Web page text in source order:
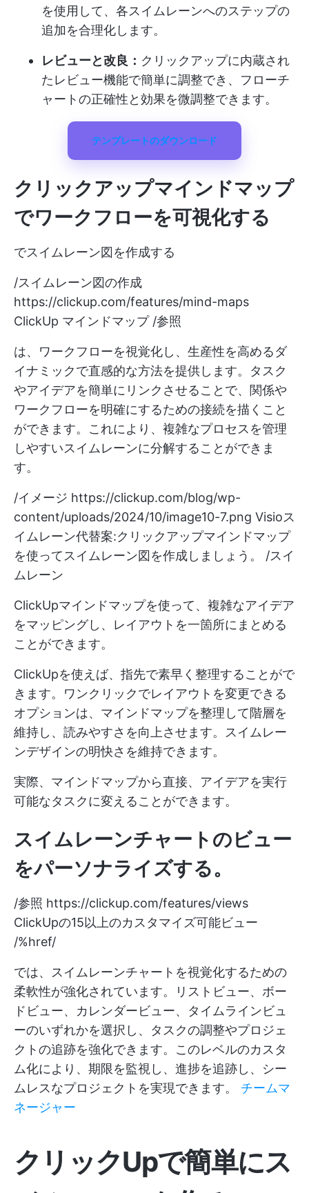
を使用して、各スイムレーンへのステップの
追加を合理化します。
レビューと改良： クリックアップに内蔵され
たレビュー機能で簡単に調整でき、フローチ
ャートの正確性と効果を微調整できます。
テンプレートのダウンロード
クリックアップマインドマップ
でワークフローを可視化する
でスイムレーン図を作成する
/スイムレーン図の作成
https://clickup.com/features/mind-maps
ClickUp マインドマップ /参照
は、ワークフローを視覚化し、生産性を高めるダ
イナミックで直感的な方法を提供します。タスク
やアイデアを簡単にリンクさせることで、関係や
ワークフローを明確にするための接続を描くこと
ができます。これにより、複雑なプロセスを管理
しやすいスイムレーンに分解することができま
す。
/イメージ https://clickup.com/blog/wp-
content/uploads/2024/10/image10-7.png Visioス
イムレーン代替案:クリックアップマインドマップ
を使ってスイムレーン図を作成しましょう。 /スイ
ムレーン
ClickUpマインドマップを使って、複雑なアイデア
をマッピングし、レイアウトを一箇所にまとめる
ことができます。
ClickUpを使えば、指先で素早く整理することがで
きます。ワンクリックでレイアウトを変更できる
オプションは、マインドマップを整理して階層を
維持し、読みやすさを向上させます。スイムレー
ンデザインの明快さを維持できます。
実際、マインドマップから直接、アイデアを実行
可能なタスクに変えることができます。
スイムレーンチャートのビュー
をパーソナライズする。
/参照 https://clickup.com/features/views
ClickUpの15以上のカスタマイズ可能ビュー
/%href/
では、スイムレーンチャートを視覚化するための
柔軟性が強化されています。リストビュー、ボー
ドビュー、カレンダービュー、タイムラインビュ
ーのいずれかを選択し、タスクの調整やプロジェ
クトの追跡を強化できます。このレベルのカスタ
ム化により、期限を監視し、進捗を追跡し、シー
ムレスなプロジェクトを実現できます。 チームマ
ネージャー
クリックUpで簡単にス